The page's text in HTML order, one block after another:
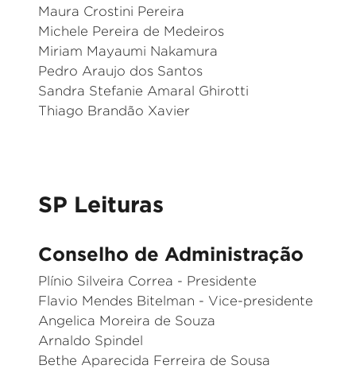
Maura Crostini Pereira
Michele Pereira de Medeiros
Miriam Mayaumi Nakamura
Pedro Araujo dos Santos
Sandra Stefanie Amaral Ghirotti
Thiago Brandão Xavier
SP Leituras
Conselho de Administração
Plínio Silveira Correa - Presidente
Flavio Mendes Bitelman - Vice-presidente
Angelica Moreira de Souza
Arnaldo Spindel
Bethe Aparecida Ferreira de Sousa